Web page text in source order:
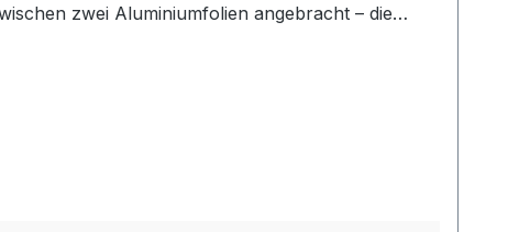
zwei Aluminiumfolien angebracht – die
Betrieb: der Thermostat hält dauerhaft die